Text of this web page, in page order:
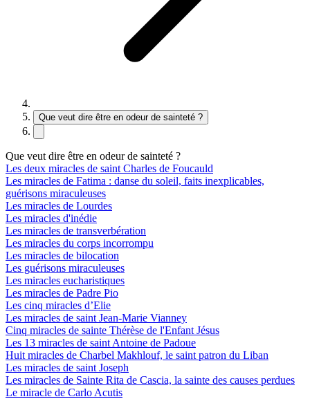
Que veut dire être en odeur de sainteté ?
Que veut dire être en odeur de sainteté ?
Les deux miracles de saint Charles de Foucauld
Les miracles de Fatima : danse du soleil, faits inexplicables,
guérisons miraculeuses
Les miracles de Lourdes
Les miracles d'inédie
Les miracles de transverbération
Les miracles du corps incorrompu
Les miracles de bilocation
Les guérisons miraculeuses
Les miracles eucharistiques
Les miracles de Padre Pio
Les cinq miracles d’Elie
Les miracles de saint Jean-Marie Vianney
Cinq miracles de sainte Thérèse de l'Enfant Jésus
Les 13 miracles de saint Antoine de Padoue
Huit miracles de Charbel Makhlouf, le saint patron du Liban
Les miracles de saint Joseph
Les miracles de Sainte Rita de Cascia, la sainte des causes perdues
Le miracle de Carlo Acutis